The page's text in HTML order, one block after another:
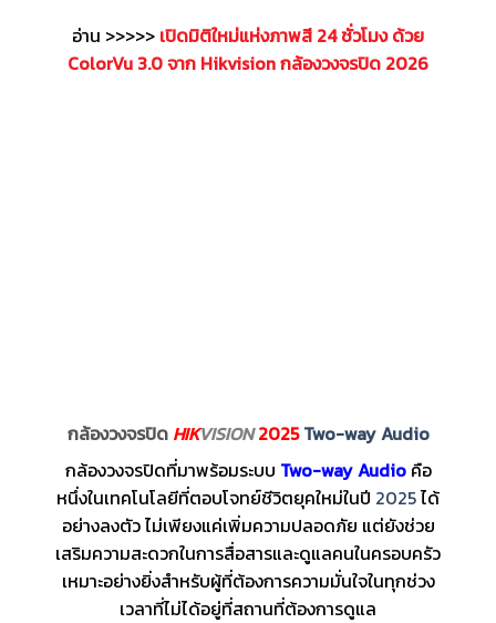
อ่าน >>>>> เปิดมิติใหม่แห่งภาพสี 24 ชั่วโมง ด้วย
ColorVu 3.0 จาก Hikvision กล้องวงจรปิด 2026
กล้องวงจรปิด HIKVISION 2025 Two-way Audio
กล้องวงจรปิดที่มาพร้อมระบบ Two-way Audioคือ
หนึ่งในเทคโนโลยีที่ตอบโจทย์ชีวิตยุคใหม่ในปี 2025ได้
อย่างลงตัว ไม่เพียงแค่เพิ่มความปลอดภัย แต่ยังช่วย
เสริมความสะดวกในการสื่อสารและดูแลคนในครอบครัว
เหมาะอย่างยิ่งสำหรับผู้ที่ต้องการความมั่นใจในทุกช่วง
เวลาที่ไม่ได้อยู่ที่สถานที่ต้องการดูแล